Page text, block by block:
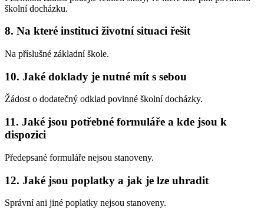
školní docházku.
8. Na které instituci životní situaci řešit
Na příslušné základní škole.
10. Jaké doklady je nutné mít s sebou
Žádost o dodatečný odklad povinné školní docházky.
11. Jaké jsou potřebné formuláře a kde jsou k
dispozici
Předepsané formuláře nejsou stanoveny.
12. Jaké jsou poplatky a jak je lze uhradit
Správní ani jiné poplatky nejsou stanoveny.